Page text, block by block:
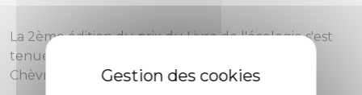
La 2ème édition du prix du Livre de l'écologie s'est
tenue samedi 10 décembre au grenier de
Chèvremont.